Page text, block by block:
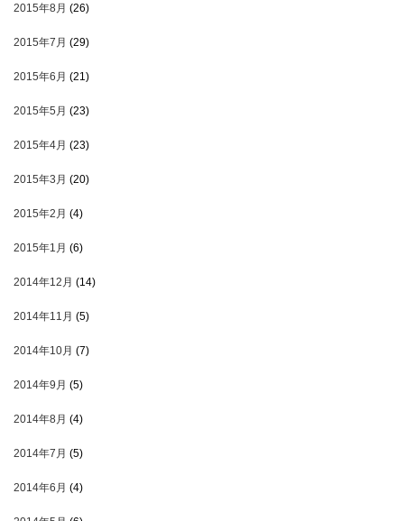
2015年8月 (26)
2015年7月 (29)
2015年6月 (21)
2015年5月 (23)
2015年4月 (23)
2015年3月 (20)
2015年2月 (4)
2015年1月 (6)
2014年12月 (14)
2014年11月 (5)
2014年10月 (7)
2014年9月 (5)
2014年8月 (4)
2014年7月 (5)
2014年6月 (4)